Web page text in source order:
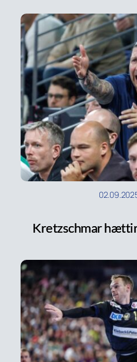
Kretzschmar